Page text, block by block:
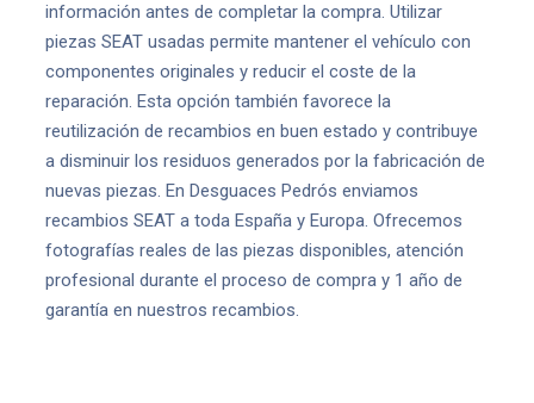
información antes de completar la compra. Utilizar
piezas SEAT usadas permite mantener el vehículo con
componentes originales y reducir el coste de la
reparación. Esta opción también favorece la
reutilización de recambios en buen estado y contribuye
a disminuir los residuos generados por la fabricación de
nuevas piezas. En Desguaces Pedrós enviamos
recambios SEAT a toda España y Europa. Ofrecemos
fotografías reales de las piezas disponibles, atención
profesional durante el proceso de compra y 1 año de
garantía en nuestros recambios.